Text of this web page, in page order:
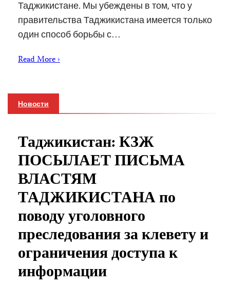
Таджикистане. Мы убеждены в том, что у
правительства Таджикистана имеется только
один способ борьбы с…
Read More ›
Новости
Таджикистан: КЗЖ
ПОСЫЛАЕТ ПИСЬМА
ВЛАСТЯМ
ТАДЖИКИСТАНА по
поводу уголовного
преследования за клевету и
ограничения доступа к
информации